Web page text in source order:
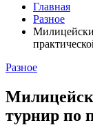
Главная
Разное
Разное
турнир по